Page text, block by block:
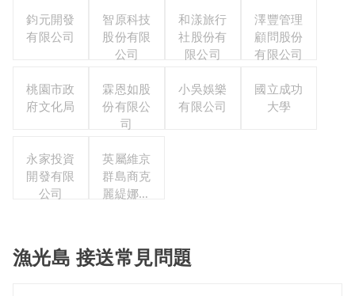
鈞元開發
有限公司
智原科技
股份有限
公司
和漾旅行
社股份有
限公司
澤豐管理
顧問股份
有限公司
桃園市政
府文化局
霖恩如股
份有限公
司
小吳娛樂
有限公司
國立成功
大學
永家投資
開發有限
公司
英屬維京
群島商克
麗緹娜智
灣分公司
漁光島 接送常見問題